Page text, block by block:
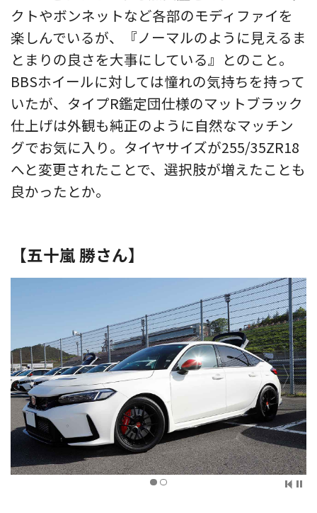
クトやボンネットなど各部のモディファイを
楽しんでいるが、『ノーマルのように見えるま
とまりの良さを大事にしている』とのこと。
BBSホイールに対しては憧れの気持ちを持って
いたが、タイプR鑑定団仕様のマットブラック
仕上げは外観も純正のように自然なマッチン
グでお気に入り。タイヤサイズが255/35ZR18
へと変更されたことで、選択肢が増えたことも
良かったとか。
【五十嵐 勝さん】